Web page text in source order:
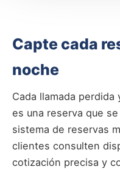
Capte cada
noche
Cada llamada
es una reserva que
sistema de reservas
clientes consulten
cotización precisa y